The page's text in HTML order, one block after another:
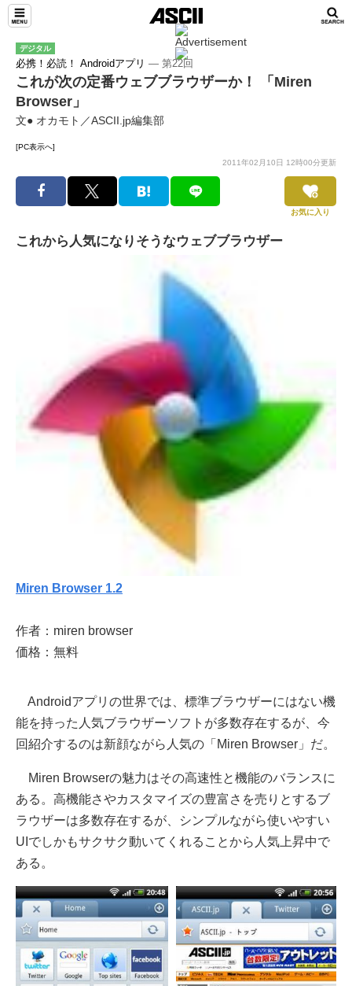
デジタル
必携！必読！ Androidアプリ ― 第22回
これが次の定番ウェブブラウザーか！ 「Miren
Browser」
文● オカモト／ASCII.jp編集部
[PC表示へ]
2011年02月10日 12時00分更新
お気に入り
これから人気になりそうなウェブブラウザー
Miren Browser 1.2
作者：miren browser
価格：無料
Androidアプリの世界では、標準ブラウザーにはない機
能を持った人気ブラウザーソフトが多数存在するが、今
回紹介するのは新顔ながら人気の「Miren Browser」だ。
Miren Browserの魅力はその高速性と機能のバランスに
ある。高機能さやカスタマイズの豊富さを売りとするブ
ラウザーは多数存在するが、シンプルながら使いやすい
UIでしかもサクサク動いてくれることから人気上昇中で
ある。